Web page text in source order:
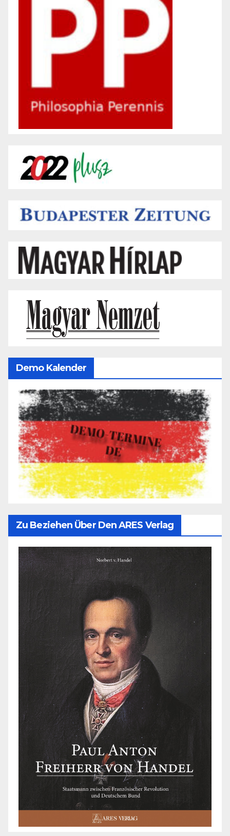
Demo Kalender
Zu Beziehen Über Den ARES Verlag